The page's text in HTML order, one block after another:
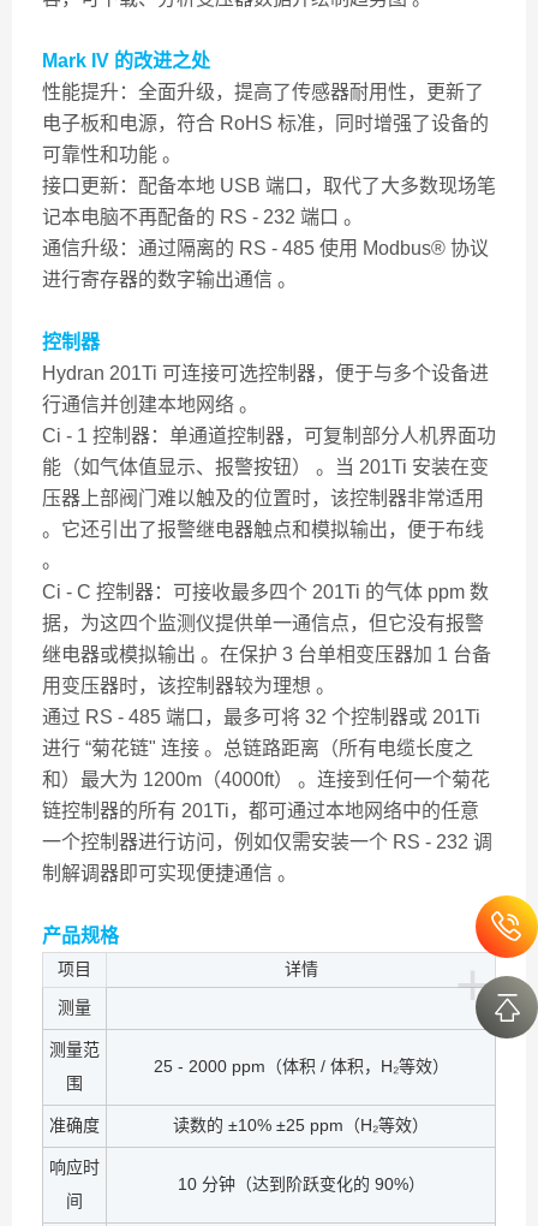
Mark IV 的改进之处
性能提升：全面升级，提高了传感器耐用性，更新了
电子板和电源，符合 RoHS 标准，同时增强了设备的
可靠性和功能 。
接口更新：配备本地 USB 端口，取代了大多数现场笔
记本电脑不再配备的 RS - 232 端口 。
通信升级：通过隔离的 RS - 485 使用 Modbus® 协议
进行寄存器的数字输出通信 。
控制器
Hydran 201Ti 可连接可选控制器，便于与多个设备进
行通信并创建本地网络 。
Ci - 1 控制器：单通道控制器，可复制部分人机界面功
能（如气体值显示、报警按钮） 。当 201Ti 安装在变
压器上部阀门难以触及的位置时，该控制器非常适用
。它还引出了报警继电器触点和模拟输出，便于布线
。
Ci - C 控制器：可接收最多四个 201Ti 的气体 ppm 数
据，为这四个监测仪提供单一通信点，但它没有报警
继电器或模拟输出 。在保护 3 台单相变压器加 1 台备
用变压器时，该控制器较为理想 。
通过 RS - 485 端口，最多可将 32 个控制器或 201Ti
进行 “菊花链" 连接 。总链路距离（所有电缆长度之
和）最大为 1200m（4000ft） 。连接到任何一个菊花
链控制器的所有 201Ti，都可通过本地网络中的任意
一个控制器进行访问，例如仅需安装一个 RS - 232 调
制解调器即可实现便捷通信 。
产品规格
+
项目
详情
测量
测量范
围
25 - 2000 ppm（体积 / 体积，H₂等效）
准确度 读数的 ±10% ±25 ppm（H₂等效）
响应时
间
10 分钟（达到阶跃变化的 90%）